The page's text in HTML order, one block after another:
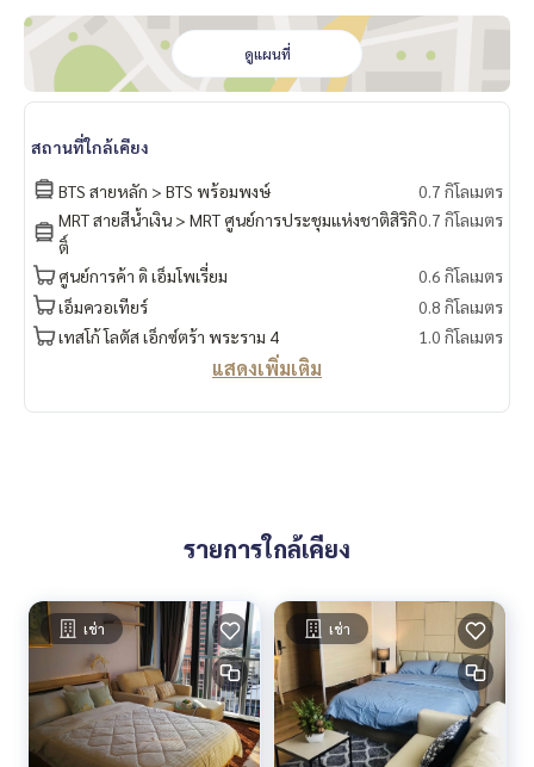
การรักษาความปลอดภัย 24 ชั่วโมง
กล้องวงจรปิด
สระว่ายน้ำ Cloud Pool
Co-Working Space
โต๊ะปิงปอง
ห้องเซาว์น่า
พรีเมี่ยมฟิตเนส
เวทีมวย
สวนหย่อม / พื้นที่จัดบาร์บีคิว
สนามเด็กเล่น / พื้นที่สำหรับเด็ก
ร้านค้าในโครงการ
ร้านอาหารในโครงการ
กล้องวงจรปิด CCTV 24 ชั่วโมง
ระบบ Access Control ด้วย Key Card เข้า-ออกอาคาร และพื้นที่
Lotus พระราม 4 : 1.0 กม.
Miracle Mall : 1.0 กม.
K Village : 1.1 กม.
สวนเพลินมาร์เก็ต : 2.0 กม.
Terminal 21 : 2.0 กม.
โรบินสัน สุขุมวิท : 2.1 กม.
Korean Town : 2.2 กม.
Major Cineplex เอกมัย : 2.2 กม.
ดูแผนที่
สถานที่ใกล้เคียง
BTS สายหลัก > BTS พร้อมพงษ์
0.7 กิโลเมตร
MRT สายสีน้ำเงิน > MRT ศูนย์การประชุมแห่งชาติสิริกิ
ติ์
0.7 กิโลเมตร
ศูนย์การค้า ดิ เอ็มโพเรี่ยม
0.6 กิโลเมตร
เอ็มควอเทียร์
0.8 กิโลเมตร
เทสโก้ โลตัส เอ็กซ์ตร้า พระราม 4
1.0 กิโลเมตร
แสดงเพิ่มเติม
รายการใกล้เคียง
เช่า เช่า